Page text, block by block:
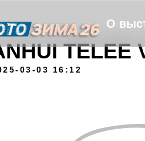
О
TELEE
03-03 16:12